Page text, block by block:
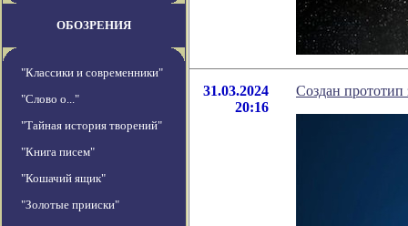
ОБОЗРЕНИЯ
"Классики и современники"
"Слово о..."
"Тайная история творений"
"Книга писем"
"Кошачий ящик"
"Золотые прииски"
31.03.2024
20:16
Создан прототип